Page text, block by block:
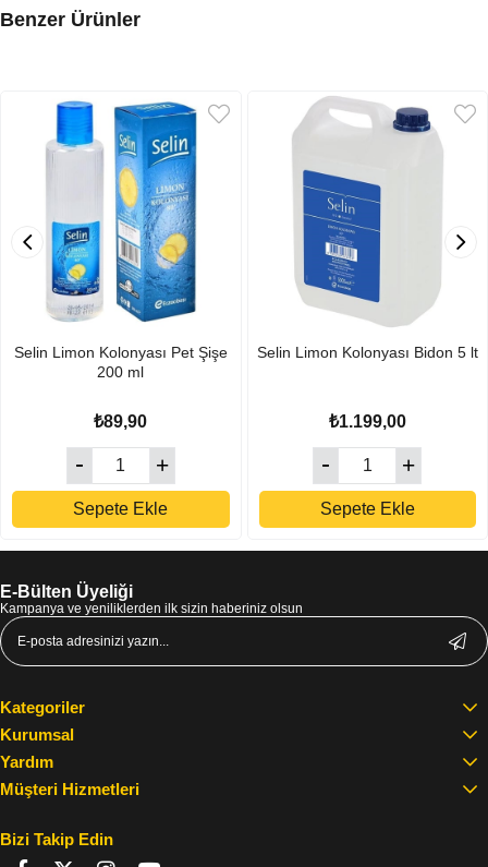
Benzer Ürünler
Selin Limon Kolonyası Pet Şişe
200 ml
₺89,90
Sepete Ekle
Selin Limon Kolonyası Bidon 5 lt
₺1.199,00
Sepete Ekle
E-Bülten Üyeliği
Kampanya ve yeniliklerden ilk sizin haberiniz olsun
Kategoriler
Kurumsal
Yardım
Müşteri Hizmetleri
Bizi Takip Edin